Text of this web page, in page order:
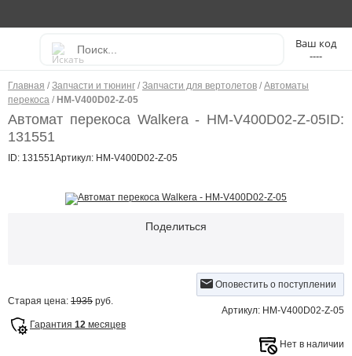
----
Главная / Запчасти и тюнинг / Запчасти для вертолетов / Автоматы
перекоса / HM-V400D02-Z-05
Автомат перекоса Walkera - HM-V400D02-Z-05ID:
131551
ID: 131551Артикул: HM-V400D02-Z-05
Поделиться
Оповестить о поступлении
Старая цена: 1935 руб.
Артикул: HM-V400D02-Z-05
Гарантия 12 месяцев
Нет в наличии